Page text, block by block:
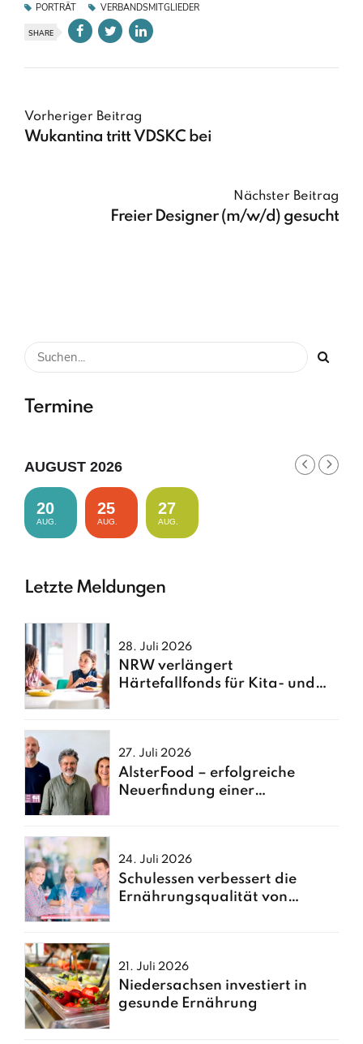
PORTRÄT VERBANDSMITGLIEDER
SHARE
Vorheriger Beitrag
Wukantina tritt VDSKC bei
Nächster Beitrag
Freier Designer (m/w/d) gesucht
Termine
AUGUST 2026
20
AUG.
25
AUG.
27
AUG.
Letzte Meldungen
28. Juli 2026
NRW verlängert
Härtefallfonds für Kita- und
27. Juli 2026
AlsterFood – erfolgreiche
Neuerfindung einer
24. Juli 2026
Schulessen verbessert die
Ernährungsqualität von
21. Juli 2026
Niedersachsen investiert in
gesunde Ernährung